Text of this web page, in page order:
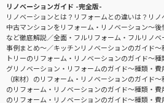
リノベーションガイド -完全版-
リノベーションとは？リフォームとの違いは？リノ
中古マンションをリフォーム・リノベーション〜
など徹底解説
全面・フルリフォーム・フルリノ
事例まとめ〜
キッチンリノベーションのガイド
トリーのリフォーム・リノベーションのガイド〜
グリノベーション・リフォームのガイド〜種類・費
（床材）のリフォーム・リノベーションのガイド
のリフォーム・リノベーションのガイド〜種類・
のリフォーム・リノベーションのガイド〜種類・